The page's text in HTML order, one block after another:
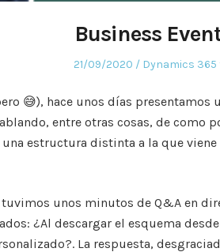
Business
Posted
21/09/2020
Posted
Dynamics
😅), hace unos días presentamos
entre otras cosas, de como
estructura distinta a la que
unos minutos de Q&A en
¿Al descargar el esquema
La respuesta,